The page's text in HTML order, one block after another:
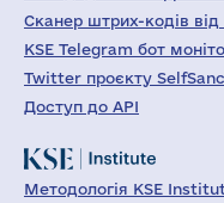
Сканер штрих-кодів від
KSE Telegram бот
Twitter проєкту
Доступ до API
Методологія KSE